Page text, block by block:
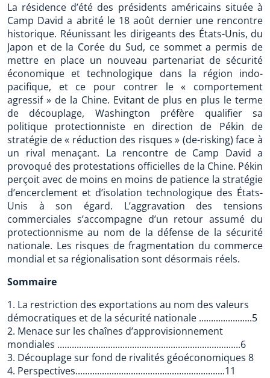
La résidence d’été des présidents américains située à
Camp David a abrité le 18 août dernier une rencontre
historique. Réunissant les dirigeants des États-Unis, du
Japon et de la Corée du Sud, ce sommet a permis de
mettre en place un nouveau partenariat de sécurité
économique et technologique dans la région indo-
pacifique, et ce pour contrer le « comportement
agressif » de la Chine. Evitant de plus en plus le terme
de découplage, Washington préfère qualifier sa
politique protectionniste en direction de Pékin de
stratégie de « réduction des risques » (de-risking) face à
un rival menaçant. La rencontre de Camp David a
provoqué des protestations officielles de la Chine. Pékin
perçoit avec de moins en moins de patience la stratégie
d’encerclement et d’isolation technologique des États-
Unis à son égard. L’aggravation des tensions
commerciales s’accompagne d’un retour assumé du
protectionnisme au nom de la défense de la sécurité
nationale. Les risques de fragmentation du commerce
mondial et sa régionalisation sont désormais réels.
Sommaire
1. La restriction des exportations au nom des valeurs
démocratiques et de la sécurité nationale ......................5
2. Menace sur les chaînes d’approvisionnement
mondiales ............................................................................6
3. Découplage sur fond de rivalités géoéconomiques 8
4. Perspectives..............................................................11